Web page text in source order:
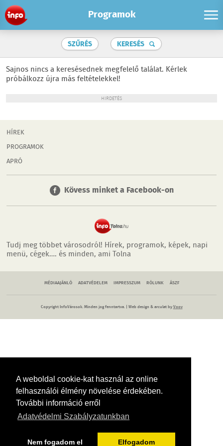
A weboldal cookie-kat használ az online
felhasználói élmény növelése érdekében.
További információ erről
Adatvédelmi Szabályzatunkban
Nem fogadom el Elfogadom
Programok
SZŰRÉS KERESÉS
Sajnos nincs a keresésednek megfelelő találat. Kérlek
próbálkozz újra más feltételekkel!
HIRDETÉS
HÍREK
PROGRAMOK
APRÓ
Kövess minket a Facebook-on
Tudj meg többet városodról! Hírek, programok, képek, napi
menü, cégek…. és minden, ami Tolna
MÉDIAAJÁNLÓ ADATVÉDELEM IMPRESSZUM RÓLUNK ÁSZF
Copyright InfoVárosok. Minden jog fenntartva. | Web design & arculat byVoov